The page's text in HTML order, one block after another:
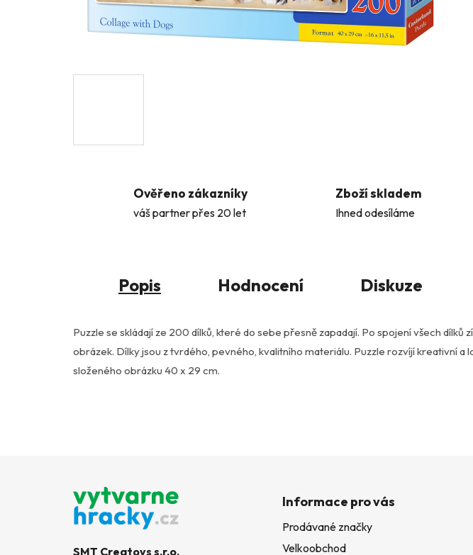
Ověřeno zákazníky
váš partner přes 20 let
Zboží skladem
Ihned odesíláme
Popis Hodnocení Diskuze
Puzzle se skládají ze 200 dílků, které do sebe přesně zapadají. Po spojení všech dílků
obrázek. Dílky jsou z tvrdého, pevného, kvalitního materiálu. Puzzle rozvíjí kreativní a
složeného obrázku 40 x 29 cm.
SMT Creatoys s.r.o.
Informace pro vás
Prodávané značky
Velkoobchod